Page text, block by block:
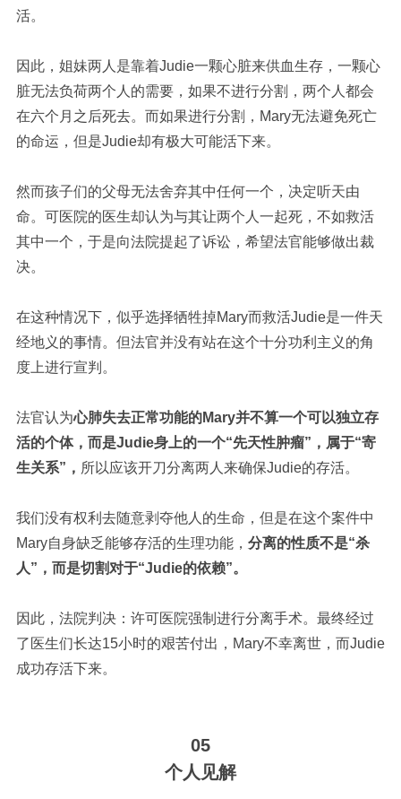
活。
因此，姐妹两人是靠着Judie一颗心脏来供血生存，一颗心
脏无法负荷两个人的需要，如果不进行分割，两个人都会
在六个月之后死去。而如果进行分割， Mary无法避免死亡
的命运，但是Judie却有极大可能活下来。
然而孩子们的父母无法舍弃其中任何一个，决定听天由
命。可医院的医生却认为与其让两个人一起死，不如救活
其中一个，于是向法院提起了诉讼，希望法官能够做出裁
决。
在这种情况下，似乎选择牺牲掉Mary而救活Judie是一件天
经地义的事情。但法官并没有站在这个十分功利主义的角
度上进行宣判。
法官认为心肺失去正常功能的Mary并不算一个可以独立存
活的个体，而是Judie身上的一个“先天性肿瘤”，属于“寄
生关系”， 所以应该开刀分离两人来确保Judie的存活。
我们没有权利去随意剥夺他人的生命，但是在这个案件中
Mary自身缺乏能够存活的生理功能， 分离的性质不是“杀
人”，而是切割对于“Judie的依赖”。
因此，法院判决：许可医院强制进行分离手术。最终经过
了医生们长达15小时的艰苦付出， Mary不幸离世，而Judie
成功存活下来。
05
个人见解